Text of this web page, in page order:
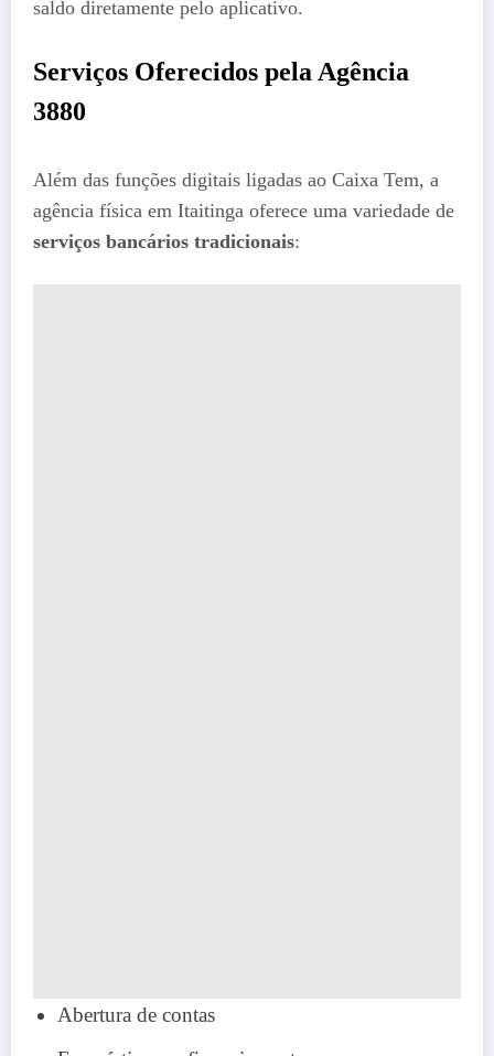
saldo diretamente pelo aplicativo​.
Serviços Oferecidos pela Agência
3880
Além das funções digitais ligadas ao Caixa Tem, a
agência física em Itaitinga oferece uma variedade de
serviços bancários tradicionais:
Abertura de contas